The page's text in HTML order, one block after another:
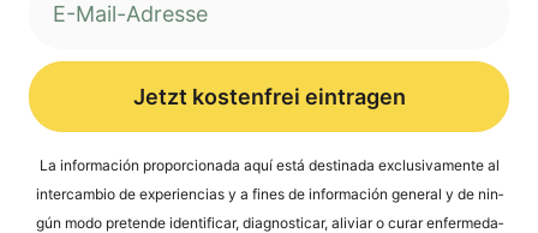
Jetzt kostenfrei eintragen
La infor­mación pro­por­cio­na­da aquí está desti­na­da exclu­si­v­a­men­te al
inter­cam­bio de expe­ri­en­ci­as y a fines de infor­mación gene­ral y de nin­
gún modo pre­ten­de iden­ti­fi­car, dia­gno­sti­car, ali­vi­ar o curar enfer­me­da­